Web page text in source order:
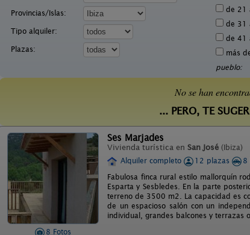
Provincias/Islas:
Tipo alquiler:
Plazas:
de 21
de 31
de 41
más
pueblo:
No se han
... PERO, TE
8 Fotos
Ses Marjades
Vivienda turística en San José (Ibiza)
Alquiler completo
12 plazas
8
Fabulosa finca rural estilo mallorquín
Esparta y Sesbledes. En la parte
terreno de 3500 m2. La capacidad es
de un espacioso salón con un
individual, grandes balcones y terrazas